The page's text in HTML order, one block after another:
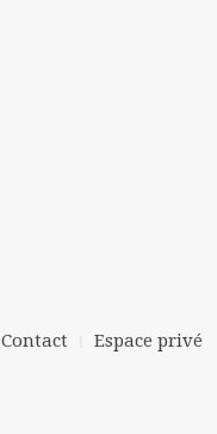
Contact Espace privé